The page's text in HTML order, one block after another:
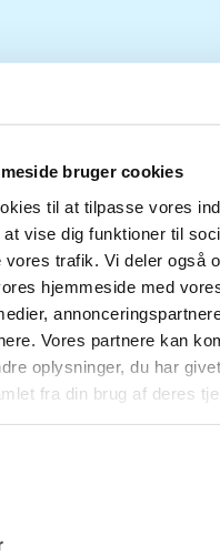
bruger cookies
til at tilpasse vores
at vise dig funktioner til
vores trafik. Vi deler også
hjemmeside med
Vores partnere kan
oplysninger, du har
fra din brug af deres
(7)